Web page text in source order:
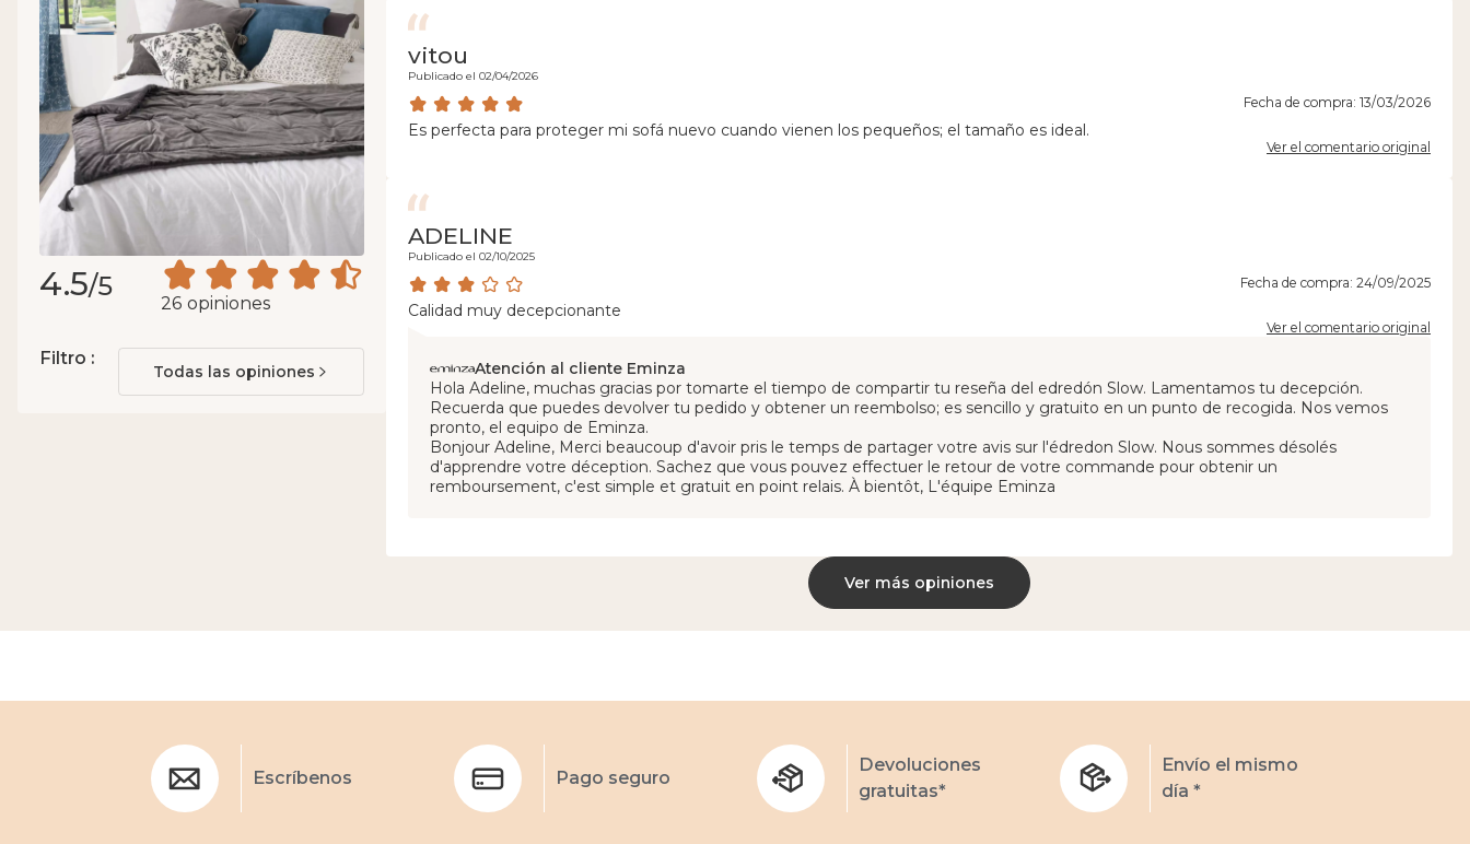
4.5/5
26 opiniones
Filtro :
Todas las opiniones
vitou
Publicado el 02/04/2026
Fecha de compra: 13/03/2026
Es perfecta para proteger mi sofá nuevo cuando vienen los pequeños; el tamaño es ideal.
Ver el comentario original
ADELINE
Publicado el 02/10/2025
Fecha de compra: 24/09/2025
Calidad muy decepcionante
Ver el comentario original
Atención al cliente Eminza
Hola Adeline, muchas gracias por tomarte el tiempo de compartir tu reseña del edredón Slow. Lamentamos tu decepción.
Recuerda que puedes devolver tu pedido y obtener un reembolso; es sencillo y gratuito en un punto de recogida. Nos vemos
pronto, el equipo de Eminza.
Bonjour Adeline, Merci beaucoup d'avoir pris le temps de partager votre avis sur l'édredon Slow. Nous sommes désolés
d'apprendre votre déception. Sachez que vous pouvez effectuer le retour de votre commande pour obtenir un
remboursement, c'est simple et gratuit en point relais. À bientôt, L'équipe Eminza
Ver más opiniones
Escríbenos Pago seguro
Devoluciones
gratuitas*
Envío el mismo
día *